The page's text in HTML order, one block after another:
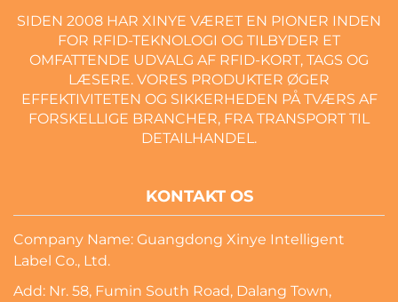
SIDEN 2008 HAR XINYE VÆRET EN PIONER INDEN
FOR RFID-TEKNOLOGI OG TILBYDER ET
OMFATTENDE UDVALG AF RFID-KORT, TAGS OG
LÆSERE. VORES PRODUKTER ØGER
EFFEKTIVITETEN OG SIKKERHEDEN PÅ TVÆRS AF
FORSKELLIGE BRANCHER, FRA TRANSPORT TIL
DETAILHANDEL.
KONTAKT OS
Company Name: Guangdong Xinye Intelligent
Label Co., Ltd.
Add: Nr. 58, Fumin South Road, Dalang Town,